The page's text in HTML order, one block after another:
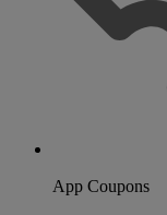
App Coupons